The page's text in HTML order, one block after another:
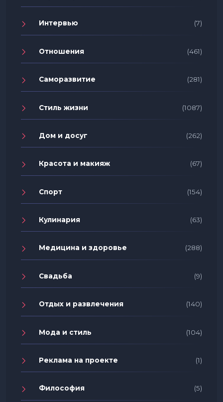
Интервью (7)
Отношения (461)
Саморазвитие (281)
Стиль жизни (1087)
Дом и досуг (262)
Красота и макияж (67)
Спорт (154)
Кулинария (63)
Медицина и здоровье (288)
Свадьба (9)
Отдых и развлечения (140)
Мода и стиль (104)
Реклама на проекте (1)
Философия (5)